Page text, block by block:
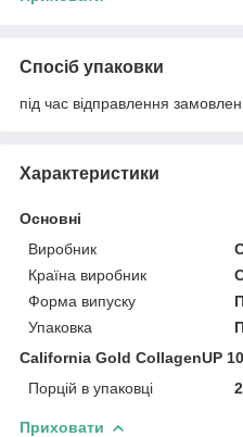
Спосіб упаковки
під час відправлення
Характеристики
Основні
Виробник
Країна виробник
Форма випуску
Упаковка
California Gold CollagenUP
Порцій в упаковці
Приховати